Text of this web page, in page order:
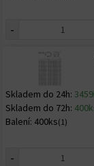
-
Skladem do 24h:
Skladem do 72h:
Balení: 400ks(1)
-